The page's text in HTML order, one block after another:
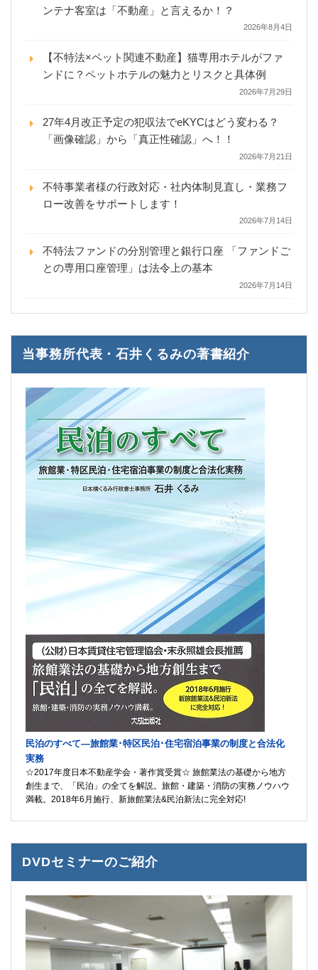
ンテナ客室は「不動産」と言えるか！？
2026年8月4日
【不特法×ペット関連不動産】猫専用ホテルがファ
ンドに？ペットホテルの魅力とリスクと具体例
2026年7月29日
27年4月改正予定の犯収法でeKYCはどう変わる？
「画像確認」から「真正性確認」へ！！
2026年7月21日
不特事業者様の行政対応・社内体制見直し・業務フ
ロー改善をサポートします！
2026年7月14日
不特法ファンドの分別管理と銀行口座 「ファンドご
との専用口座管理」は法令上の基本
2026年7月14日
当事務所代表・石井くるみの著書紹介
民泊のすべて―旅館業･特区民泊･住宅宿泊事業の制度と合法化
実務
☆2017年度日本不動産学会・著作賞受賞☆ 旅館業法の基礎から地方
創生まで、「民泊」の全てを解説。旅館・建築・消防の実務ノウハウ
満載。2018年6月施行、新旅館業法&民泊新法に完全対応!
DVDセミナーのご紹介